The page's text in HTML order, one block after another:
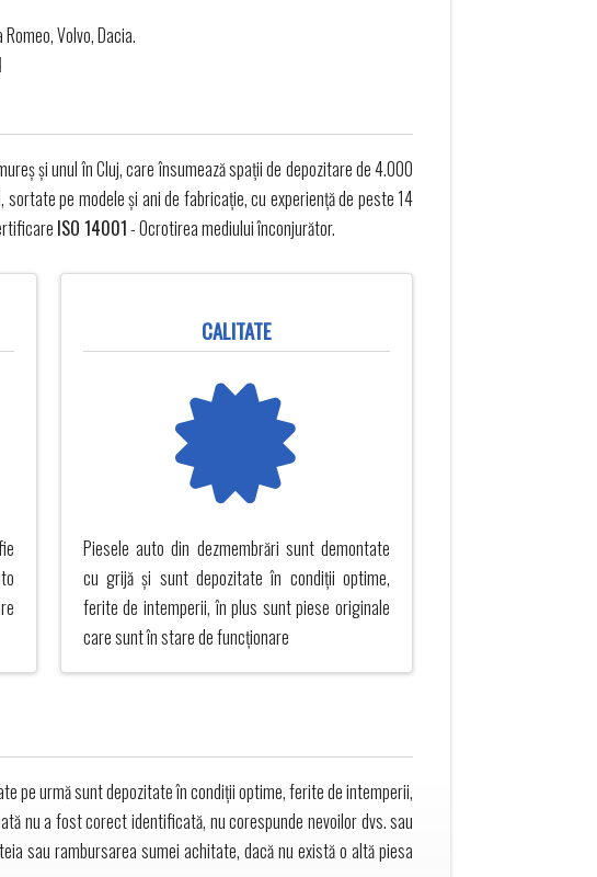
Volvo, Dacia.
și unul în Cluj, care însumează spații de depozitare de 4.000
pe modele și ani de fabricație, cu experienţă de peste 14
ISO 14001- Ocrotirea mediului înconjurător.
CALITATE
Piesele auto din dezmembrări sunt demontate
cu grijă și sunt depozitate în condiții optime,
ferite de intemperii, în plus sunt piese originale
care sunt în stare de funcționare
pe urmă sunt depozitate în condiții optime, ferite de intemperii,
nu a fost corect identificată, nu corespunde nevoilor dvs. sau
sau rambursarea sumei achitate, dacă nu există o altă piesa